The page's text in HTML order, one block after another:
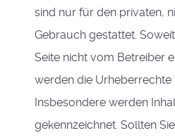
sind nur für den privaten,
Gebrauch gestattet.
Seite nicht vom Betreiber
werden die Urheberrechte
Insbesondere werden
gekennzeichnet. Sollten